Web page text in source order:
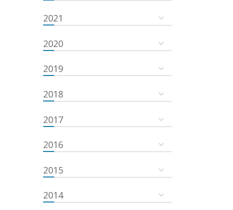
2021
2020
2019
2018
2017
2016
2015
2014